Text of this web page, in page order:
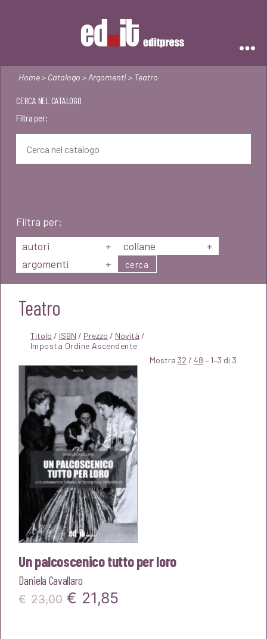
Home> Catalogo > Argomenti> Teatro
CERCA NEL CATALOGO
Filtra per:
Filtra per:
autori
+ collane
+
argomenti
+ cerca
Teatro
Titolo / ISBN / Prezzo / Novità /
Mostra 32 / 48 – 1–3 di 3
Un palcoscenico tutto per loro
Daniela Cavallaro
€ 23,00 Il
€ 21,85